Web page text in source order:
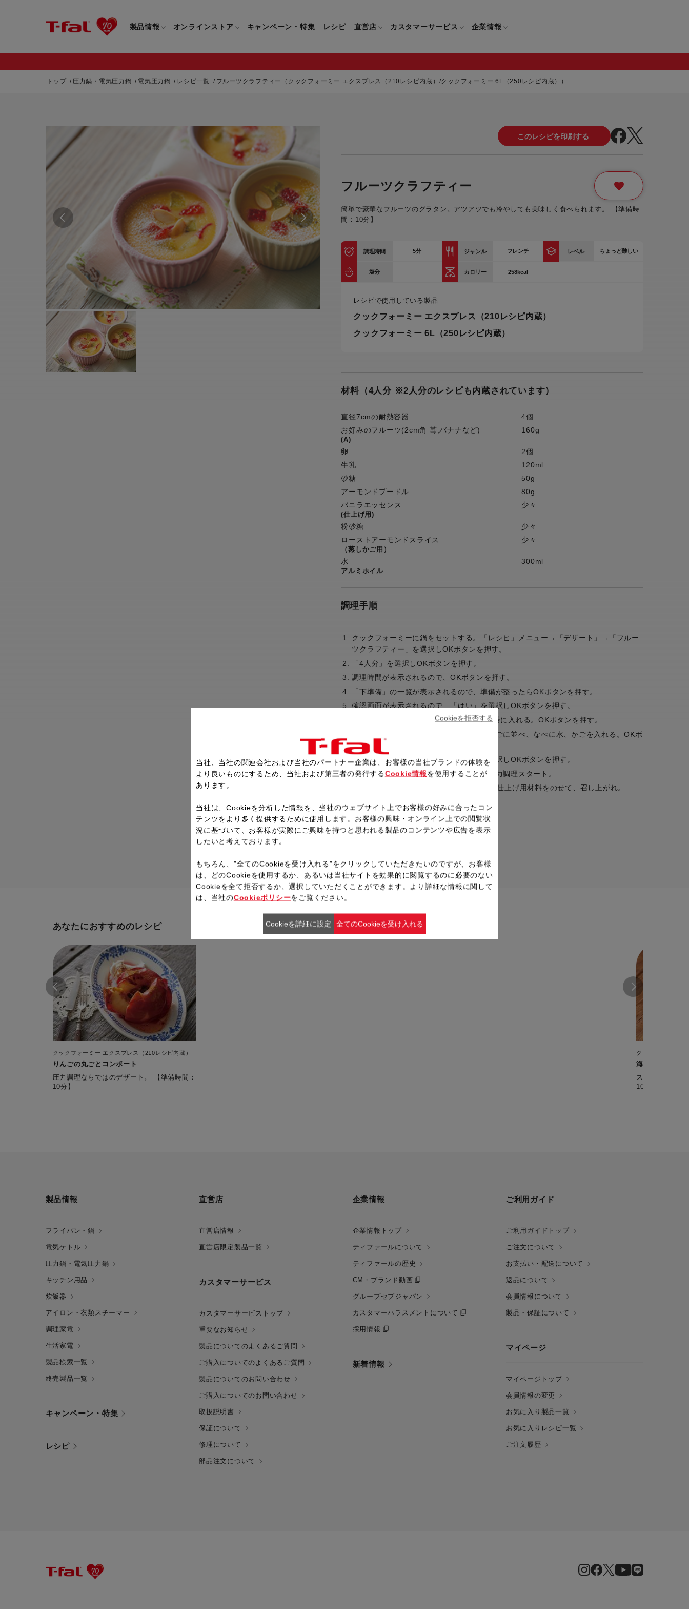
製品情報
すべてのフライパン・鍋
取っ手つきフライパン・鍋
取っ手のとれるフライパン・鍋
電気ケトル
すべての電気ケトル
圧力鍋・電気圧力鍋
すべての圧力鍋・電気圧力鍋
すべてのキッチン用品
キッチンナイフ(包丁)
マルチみじん切り器
保存容器
ドリンクウェア
キッチンツール
カトラリー
アイロン・衣類スチーマー
スチームアイロン
ハンドブレンダー
フードプロセッサー
トースター
すべての生活家電
毛玉クリーナー
終売製品一覧
オンラインストア
すべてのフライパン・鍋一覧
取っ手のとれるフライパン・鍋一覧
電気ケトル一覧
すべての電気ケトル一覧
圧力鍋・電気圧力鍋一覧
すべての圧力鍋・電気圧力鍋一覧
圧力鍋一覧
電気圧力鍋一覧
すべてのキッチン用品一覧
キッチンナイフ(包丁)一覧
マルチみじん切り器一覧
保存容器一覧
ドリンクウェア一覧
キッチンツール一覧
カトラリー一覧
炊飯器一覧
衣類スチーマーアイロン兼用タイプ
衣類スチーマー専用タイプ(1way)一
ハンドブレンダー一覧
フードプロセッサー一覧
すべての生活家電一覧
毛玉クリーナー一覧
ギフト・プレゼント特集
ピックアップ
限定製品
キャンペーン・特集
キャンペーン・特集 レシピ 直営店 カスタマーサービス
製品についてのよくあるご質問
ご購入についてのよくあるご質問
ティファール会員に関するよくある
ご質問
保証について
企業情報
ティファールの歴史
CM・ブランド動画
グループセブジャパン
カスタマーハラスメント
について
トップ 圧力鍋・電気圧力鍋 電気圧力鍋 レシピ一覧 フルーツクラフティー（クックフォーミー エクスプレス（210レシピ内蔵）/クックフォーミー 6L（250レシピ内蔵））
フルーツクラフティー
簡単で豪華なフルーツのグラタン。アツアツでも冷やしても美味しく食べられます。 【準備時
間：10分】
調理時間 5分 ジャンル フレンチ レベル ちょっと難しい
塩分 カロリー 258kcal
レシピで使用している製品
クックフォーミー エクスプレス（210レシピ内蔵）
クックフォーミー 6L（250レシピ内蔵）
材料（4人分 ※2人分のレシピも内蔵されています）
直径7cmの耐熱容器
4個
お好みのフルーツ(2cm角 苺,バナナなど)
160g
(A)
卵
2個
牛乳
120ml
砂糖
50g
アーモンドプードル
80g
バニラエッセンス
少々
(仕上げ用)
粉砂糖
少々
ローストアーモンドスライス
少々
（蒸しかご用）
水 300ml
アルミホイル
調理手順
クックフォーミーに鍋をセットする。「レシピ」メニュー→「デザート」→「フルー
ツクラフティー」を選択しOKボタンを押す。
「4人分」を選択しOKボタンを押す。
調理時間が表示されるので、OKボタンを押す。
「下準備」の一覧が表示されるので、準備が整ったらOKボタンを押す。
確認画面が表示されるので、「はい」を選択しOKボタンを押す。
ボウルを用意し、Aを入れ、よく混ぜ、容器に入れる。OKボタンを押す。
フルーツを入れ、ホイルでおおい、蒸しかごに並べ、なべに水、かごを入れる。OKボ
タンを押す。
確認画面が表示されるので、「はい」を選択しOKボタンを押す。
フタを閉めて固定し、予熱が完了したら圧力調理スタート。
ブザーが鳴ったら、10分保温して冷やし、仕上げ用材料をのせて、召し上がれ。
あなたにおすすめのレシピ
クックフォーミー エクスプレス（210レシピ内蔵）
りんごの丸ごとコンポート
圧力調理ならではのデザート。 【準備時間：
10分】
クックフォーミー
海老だんご
スープにも使える万能
10分】
製品情報
フライパン・鍋
電気ケトル
圧力鍋・電気圧力鍋
キッチン用品
炊飯器
アイロン・衣類スチーマー
調理家電
生活家電
製品検索一覧
終売製品一覧
キャンペーン・特集
レシピ
直営店
直営店情報
直営店限定製品一覧
カスタマーサービス
カスタマーサービストップ
重要なお知らせ
製品についてのよくあるご質問
ご購入についてのよくあるご質問
製品についてのお問い合わせ
ご購入についてのお問い合わせ
取扱説明書
保証について
修理について
部品注文について
企業情報
企業情報トップ
ティファールについて
ティファールの歴史
CM・ブランド動画
グループセブジャパン
カスタマーハラスメントについて
採用情報
新着情報
ご利用ガイド
ご利用ガイドトップ
ご注文について
お支払い・配送について
返品について
会員情報について
製品・保証について
マイページ
マイページトップ
会員情報の変更
お気に入り製品一覧
お気に入りレシピ一覧
ご注文履歴
当社、当社の関連会社および当社のパートナー企業は、お客様の当社ブランドの体験を
より良いものにするため、当社および第三者の発行するCookie情報 を使用することが
あります。
当社は、Cookieを分析した情報を、当社のウェブサイト上でお客様の好みに合ったコン
テンツをより多く提供するために使用します。お客様の興味・オンライン上での閲覧状
況に基づいて、お客様が実際にご興味を持つと思われる製品のコンテンツや広告を表示
したいと考えております。
もちろん、”全てのCookieを受け入れる”をクリックしていただきたいのですが、お客様
は、どのCookieを使用するか、あるいは当社サイトを効果的に閲覧するのに必要のない
Cookieを全て拒否するか、選択していただくことができます。より詳細な情報に関して
は、当社のCookieポリシーをご覧ください。
Cookieを拒否する
Cookieを詳細に設定 全てのCookieを受け入れる